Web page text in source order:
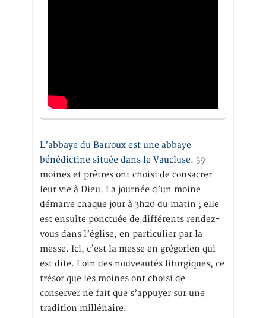
L’abbaye du Barroux est une abbaye
bénédictine située dans le Vaucluse. 59
moines et prêtres ont choisi de consacrer
leur vie à Dieu. La journée d’un moine
démarre chaque jour à 3h20 du matin ; elle
est ensuite ponctuée de différents rendez-
vous dans l’église, en particulier par la
messe. Ici, c’est la messe en grégorien qui
est dite. Loin des nouveautés liturgiques, ce
trésor que les moines ont choisi de
conserver ne fait que s’appuyer sur une
tradition millénaire.